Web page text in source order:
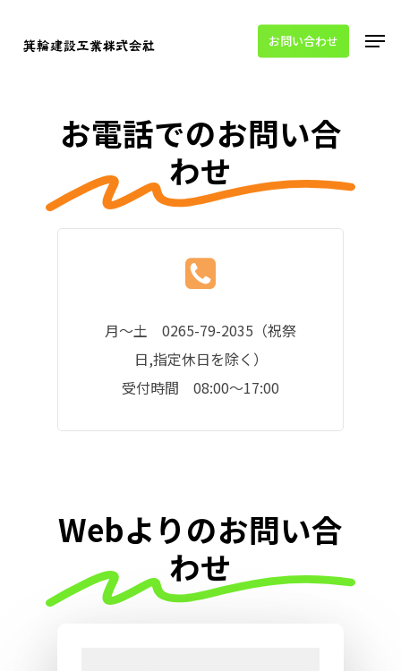
お問い合わせ
お電話でのお問い合
わせ
月～土 0265-79-2035 （祝祭
日,指定休日を除く）
受付時間 08:00～17:00
Webよりのお問い合
わせ